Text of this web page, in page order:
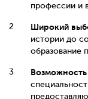
профессии и
Широкий
истории до
образование
Возможность